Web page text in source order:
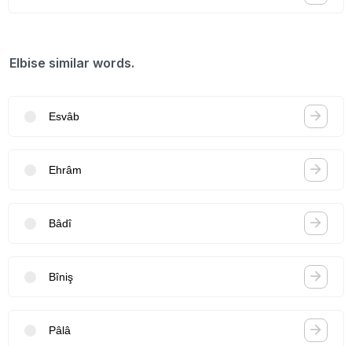
Elbise similar words.
Esvâb
Ehrâm
Bâdî
Bîniş
Pâlâ